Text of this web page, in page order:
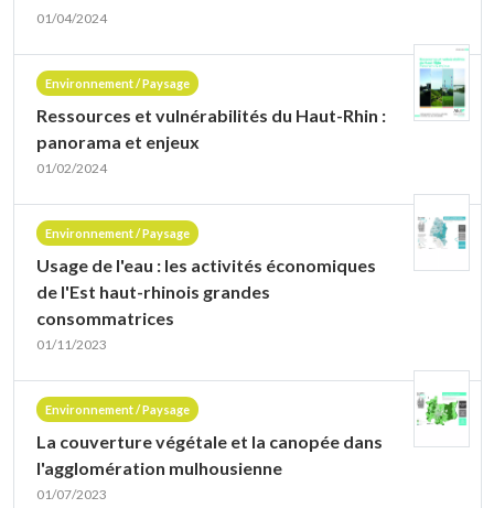
01/04/2024
Environnement / Paysage
Ressources et vulnérabilités du Haut-Rhin :
panorama et enjeux
01/02/2024
Environnement / Paysage
Usage de l'eau : les activités économiques
de l'Est haut-rhinois grandes
consommatrices
01/11/2023
Environnement / Paysage
La couverture végétale et la canopée dans
l'agglomération mulhousienne
01/07/2023